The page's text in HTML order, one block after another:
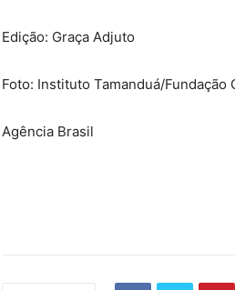
Edição: Graça Adjuto
Foto: Instituto Tamanduá/Fundação
Agência Brasil